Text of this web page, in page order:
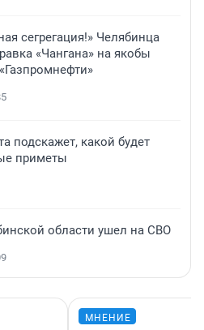
сегрегация!» Челябинца
«Чангана» на якобы
подскажет, какой будет
приметы
области ушел на СВО
МНЕНИЕ